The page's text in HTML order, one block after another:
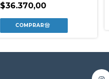
$36.370,00